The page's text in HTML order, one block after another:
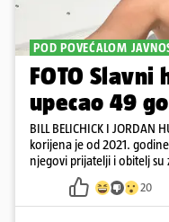
POD POVEĆALOM
FOTO
upecao 49
BILL BELICHICK I
korijena je od 2021.
njegovi prijatelji i obitelj
kontrolira
20